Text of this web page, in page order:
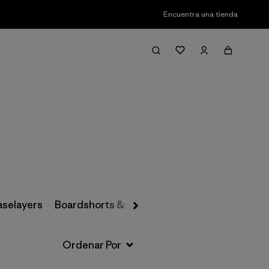
Encuentra una tienda
Filter & Sort
Boardshorts & Rashguards